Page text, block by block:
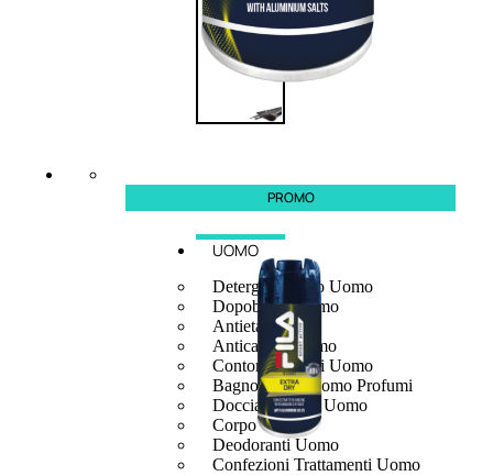
UOMO
Detergente Viso Uomo
Dopobarba Uomo
Antieta Uomo
Anticaduta Uomo
Contorno Occhi Uomo
Bagnodoccia Uomo Profumi
Docciaschiuma Uomo
Corpo Uomo
Deodoranti Uomo
Confezioni Trattamenti Uomo
PROMO